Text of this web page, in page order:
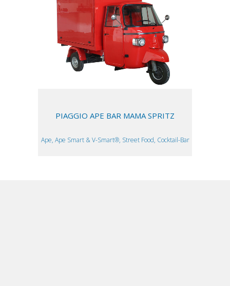
PIAGGIO APE BAR MAMA SPRITZ
Ape, Ape Smart & V-Smart®, Street Food, Cocktail-Bar